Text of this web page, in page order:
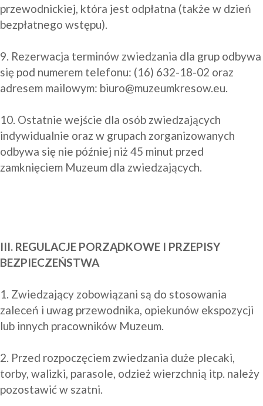
przewodnickiej, która jest odpłatna (także w dzień
bezpłatnego wstępu).
9. Rezerwacja terminów zwiedzania dla grup odbywa
się pod numerem telefonu: (16) 632-18-02 oraz
adresem mailowym: biuro@muzeumkresow.eu.
10. Ostatnie wejście dla osób zwiedzających
indywidualnie oraz w grupach zorganizowanych
odbywa się nie później niż 45 minut przed
zamknięciem Muzeum dla zwiedzających.
III. REGULACJE PORZĄDKOWE I PRZEPISY
BEZPIECZEŃSTWA
1. Zwiedzający zobowiązani są do stosowania
zaleceń i uwag przewodnika, opiekunów ekspozycji
lub innych pracowników Muzeum.
2. Przed rozpoczęciem zwiedzania duże plecaki,
torby, walizki, parasole, odzież wierzchnią itp. należy
pozostawić w szatni.